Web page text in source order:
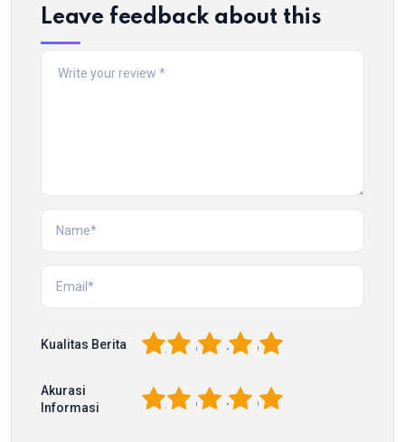
Leave feedback about this
Kualitas Berita 5
4
3
2
Akurasi
Informasi
5
4
3
2